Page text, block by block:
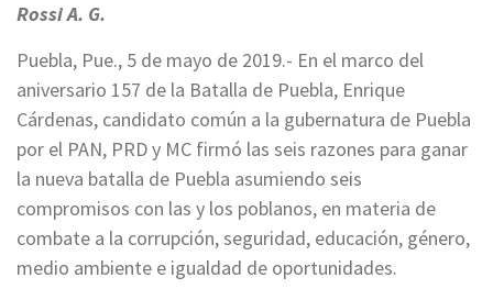
Rossi A. G.
Puebla, Pue., 5 de mayo de 2019.- En el marco del
aniversario 157 de la Batalla de Puebla, Enrique
Cárdenas, candidato común a la gubernatura de Puebla
por el PAN, PRD y MC firmó las seis razones para ganar
la nueva batalla de Puebla asumiendo seis
compromisos con las y los poblanos, en materia de
combate a la corrupción, seguridad, educación, género,
medio ambiente e igualdad de oportunidades.